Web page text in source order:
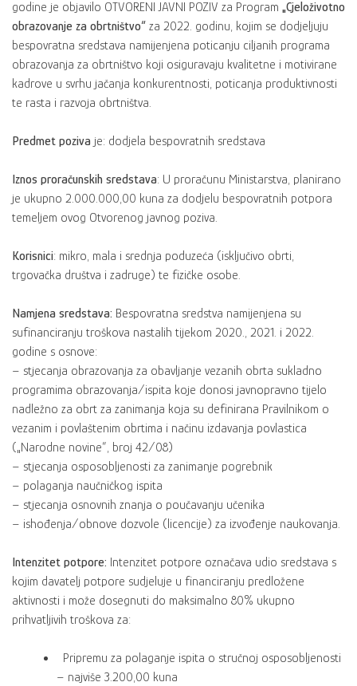
godine je objavilo OTVORENI JAVNI POZIV za Program „Cjeloživotno
obrazovanje za obrtništvo“ za 2022. godinu, kojim se dodjeljuju
bespovratna sredstava namijenjena poticanju ciljanih programa
obrazovanja za obrtništvo koji osiguravaju kvalitetne i motivirane
kadrove u svrhu jačanja konkurentnosti, poticanja produktivnosti
te rasta i razvoja obrtništva.
Predmet poziva je: dodjela bespovratnih sredstava
Iznos proračunskih sredstava: U proračunu Ministarstva, planirano
je ukupno 2.000.000,00 kuna za dodjelu bespovratnih potpora
temeljem ovog Otvorenog javnog poziva.
Korisnici: mikro, mala i srednja poduzeća (isključivo obrti,
trgovačka društva i zadruge) te fizičke osobe.
Namjena sredstava: Bespovratna sredstva namijenjena su
sufinanciranju troškova nastalih tijekom 2020., 2021. i 2022.
godine s osnove:
– stjecanja obrazovanja za obavljanje vezanih obrta sukladno
programima obrazovanja/ispita koje donosi javnopravno tijelo
nadležno za obrt za zanimanja koja su definirana Pravilnikom o
vezanim i povlaštenim obrtima i načinu izdavanja povlastica
(„Narodne novine“, broj 42/08)
– stjecanja osposobljenosti za zanimanje pogrebnik
– polaganja naučničkog ispita
– stjecanja osnovnih znanja o poučavanju učenika
– ishođenja/obnove dozvole (licencije) za izvođenje naukovanja.
Intenzitet potpore: Intenzitet potpore označava udio sredstava s
kojim davatelj potpore sudjeluje u financiranju predložene
aktivnosti i može dosegnuti do maksimalno 80% ukupno
prihvatljivih troškova za:
Pripremu za polaganje ispita o stručnoj osposobljenosti
– najviše 3.200,00 kuna